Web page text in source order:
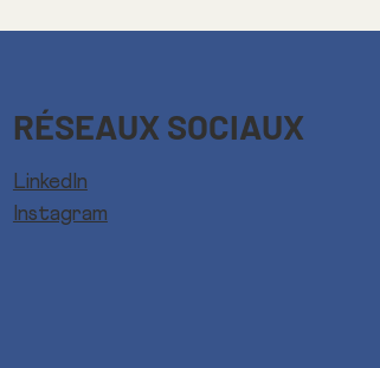
RÉSEAUX SOCIAUX
LinkedIn
Instagram